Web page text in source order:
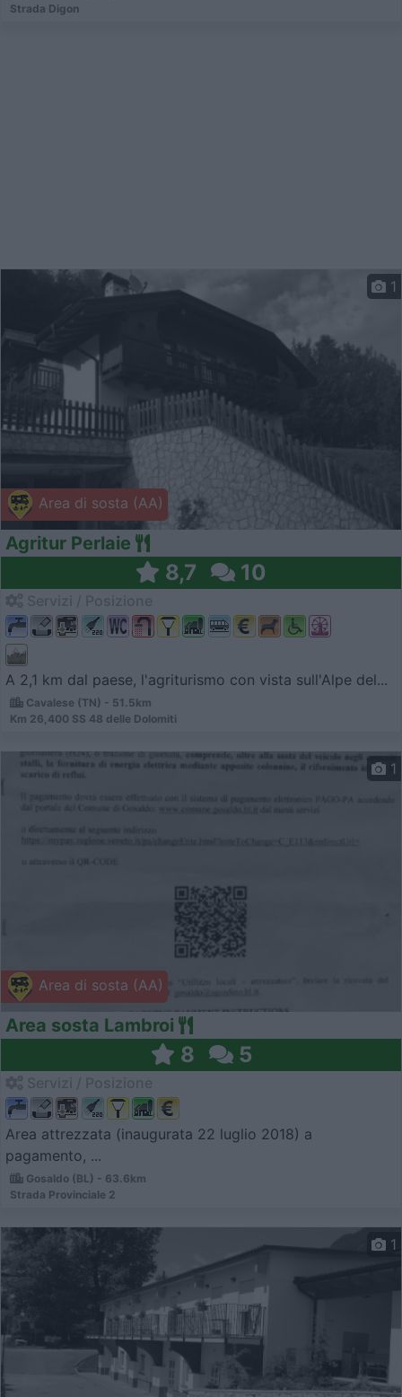
Strada Digon
Area di sosta (AA)
1
Agritur Perlaie
8,7 10
A 2,1 km dal paese, l'agriturismo con vista sull'Alpe del...
Cavalese (TN) - 51.5km
Km 26,400 SS 48 delle Dolomiti
Area di sosta (AA)
1
Area sosta Lambroi
8 5
Area attrezzata (inaugurata 22 luglio 2018) a
pagamento, ...
Gosaldo (BL) - 63.6km
Strada Provinciale 2
1